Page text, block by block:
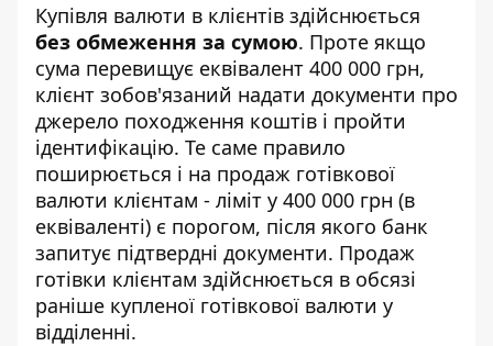
Купівля валюти в клієнтів здійснюється
без обмеження за сумою. Проте якщо
сума перевищує еквівалент 400 000 грн,
клієнт зобов'язаний надати документи про
джерело походження коштів і пройти
ідентифікацію. Те саме правило
поширюється і на продаж готівкової
валюти клієнтам - ліміт у 400 000 грн (в
еквіваленті) є порогом, після якого банк
запитує підтвердні документи. Продаж
готівки клієнтам здійснюється в обсязі
раніше купленої готівкової валюти у
відділенні.